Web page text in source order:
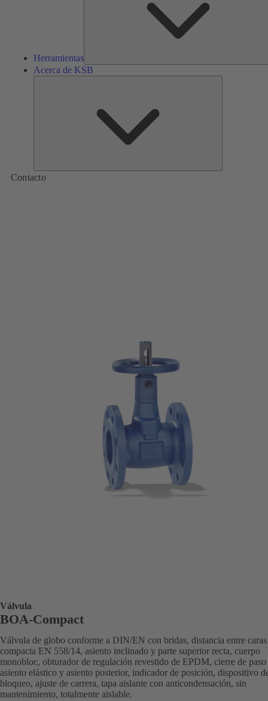
Herramientas
Acerca de KSB
Contacto
Válvula
BOA-Compact
Válvula de globo conforme a DIN/EN con bridas, distancia entre caras
compacta EN 558/14, asiento inclinado y parte superior recta, cuerpo
monobloc, obturador de regulación revestido de EPDM, cierre de
asiento elástico y asiento posterior, indicador de posición, dispositivo
bloqueo, ajuste de carrera, tapa aislante con anticondensación, sin
mantenimiento, totalmente aislable.